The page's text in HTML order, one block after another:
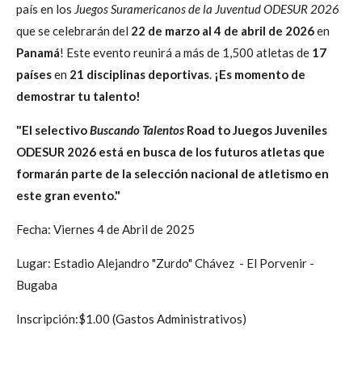
país en los Juegos Suramericanos de la Juventud ODESUR 2026
que se celebrarán del 22 de marzo al 4 de abril de 2026en
Panamá! Este evento reunirá a más de 1,500 atletas de 17
paísesen 21 disciplinas deportivas ¡Es momento de
demostrar tu talento!
"El selectivoBuscando Talentos Road to Juegos Juveniles
ODESUR 2026 está en busca de los futuros atletas que
formarán parte de la selección nacional de atletismo en
este gran evento."
Fecha: Viernes 4 de Abril de 2025
Lugar: Estadio Alejandro "Zurdo" Chávez - El Porvenir -
Bugaba
Inscripción:$1.00 (Gastos Administrativos)